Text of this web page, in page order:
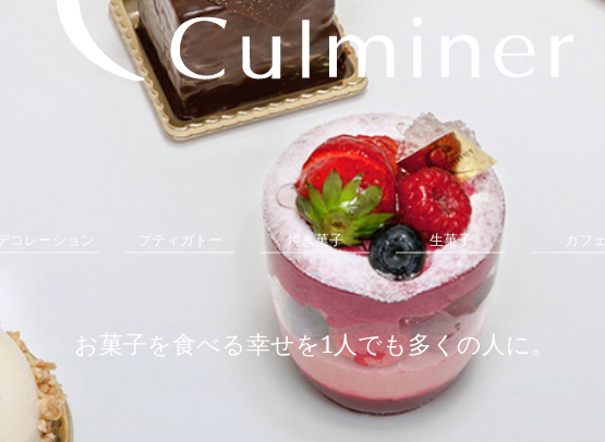
デコレーション プティガトー 焼き菓子 生菓子 カフェ
お菓子を食べる幸せを1人でも多くの人に。